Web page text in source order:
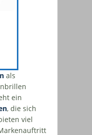
als
ein
, die sich
viel